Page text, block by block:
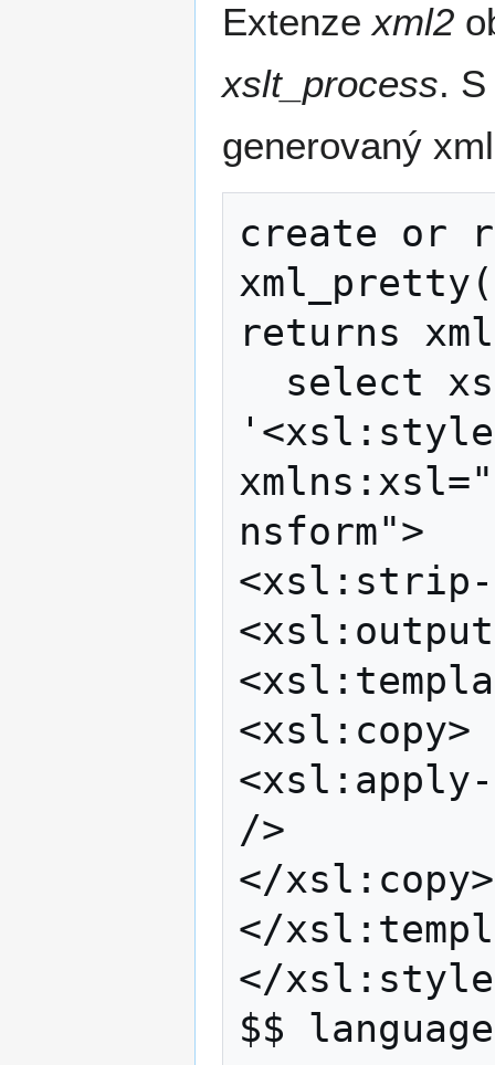
Extenze xml2
xslt_process.
generovaný
create or
returns
nsform">
<xsl:strip-
<xsl:copy>
/>
</xsl:copy>
</
</